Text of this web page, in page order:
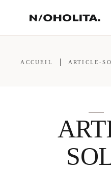
ACCUEIL ARTICLE-